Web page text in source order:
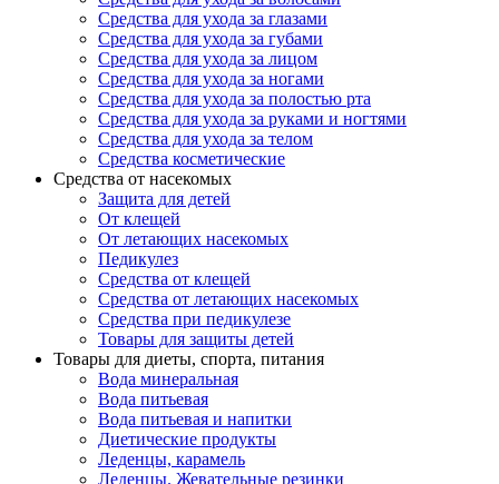
Средства для ухода за глазами
Средства для ухода за губами
Средства для ухода за лицом
Средства для ухода за ногами
Средства для ухода за полостью рта
Средства для ухода за руками и ногтями
Средства для ухода за телом
Средства косметические
Средства от насекомых
Защита для детей
От клещей
От летающих насекомых
Педикулез
Средства от клещей
Средства от летающих насекомых
Средства при педикулезе
Товары для защиты детей
Товары для диеты, спорта, питания
Вода минеральная
Вода питьевая
Вода питьевая и напитки
Диетические продукты
Леденцы, карамель
Леденцы. Жевательные резинки